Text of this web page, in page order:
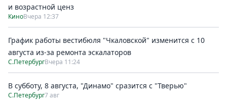
и возрастной ценз
КиноВчера 12:37
График работы вестибюля "Чкаловской" изменится с 10
августа из-за ремонта эскалаторов
С.ПетербургВчера 11:24
В субботу, 8 августа, "Динамо" сразится с "Тверью"
С.Петербург7 авг